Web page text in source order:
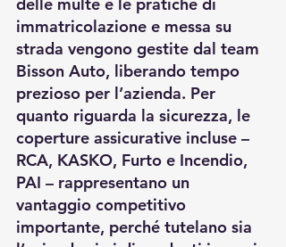
delle multe e le pratiche di
immatricolazione e messa su
strada vengono gestite dal team
Bisson Auto, liberando tempo
prezioso per l’azienda. Per
quanto riguarda la sicurezza, le
coperture assicurative incluse –
RCA, KASKO, Furto e Incendio,
PAI – rappresentano un
vantaggio competitivo
importante, perché tutelano sia